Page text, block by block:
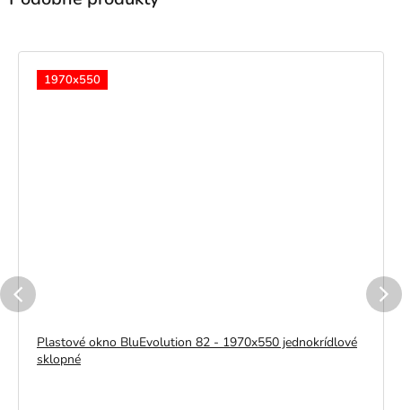
1970x550
Plastové okno BluEvolution 82 - 1970x550 jednokrídlové
sklopné